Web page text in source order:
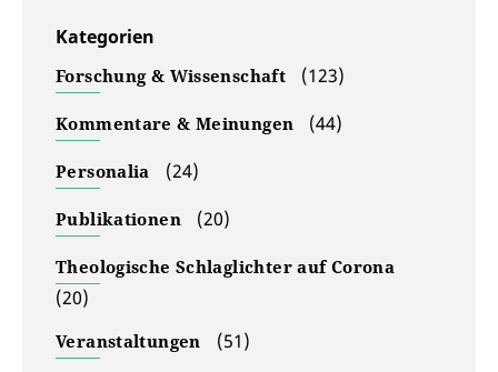
Kategorien
Forschung & Wissenschaft (123)
Kommentare & Meinungen (44)
Personalia (24)
Publikationen (20)
Theologische Schlaglichter auf Corona
(20)
Veranstaltungen (51)